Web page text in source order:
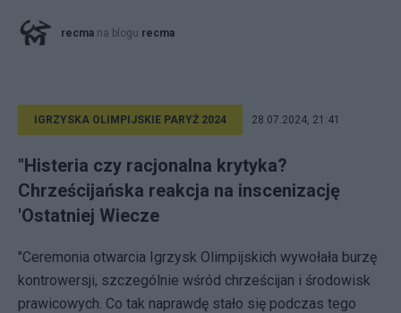
recma na blogu recma
IGRZYSKA OLIMPIJSKIE PARYŻ 2024 28.07.2024, 21:41
"Histeria czy racjonalna krytyka?
Chrześcijańska reakcja na inscenizację
'Ostatniej Wiecze
"Ceremonia otwarcia Igrzysk Olimpijskich wywołała burzę
kontrowersji, szczególnie wśród chrześcijan i środowisk
prawicowych. Co tak naprawdę stało się podczas tego